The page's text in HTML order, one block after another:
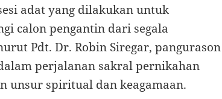
adat yang dilakukan untuk
calon pengantin dari segala
Pdt. Dr. Robin Siregar, pangurason
perjalanan sakral pernikahan
unsur spiritual dan keagamaan.